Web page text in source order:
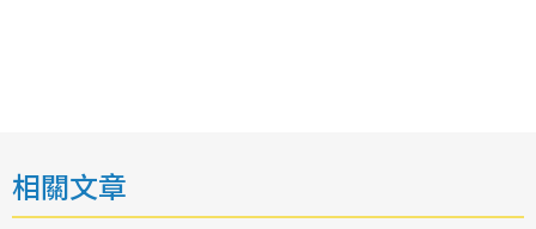
相關文章